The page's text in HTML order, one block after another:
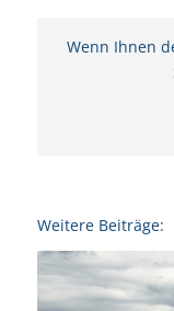
Wenn Ihnen
Weitere Beiträge: